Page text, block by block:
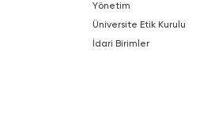
Yönetim
Üniversite Etik Kurulu
İdari Birimler